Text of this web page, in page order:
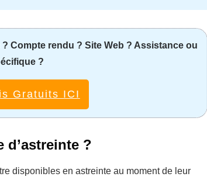
Compte rendu ? Site Web ? Assistance ou
?
Gratuits ICI
d’astreinte ?
disponibles en astreinte au moment de leur